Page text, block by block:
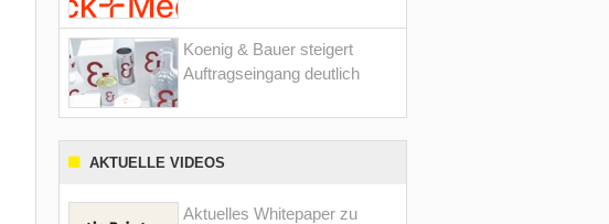
Koenig & Bauer steigert
Auftragseingang deutlich
AKTUELLE VIDEOS
Aktuelles Whitepaper zu